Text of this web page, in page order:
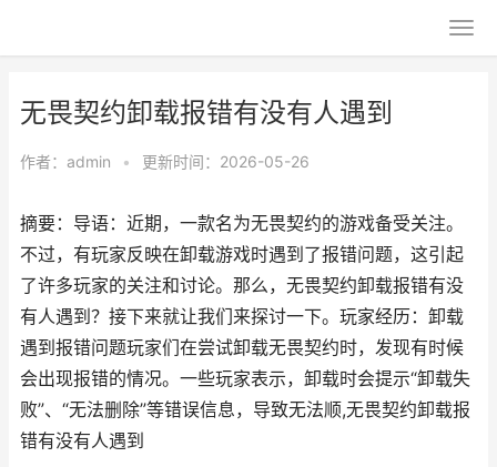
无畏契约卸载报错有没有人遇到
作者： admin • 更新时间：2026-05-26
摘要：导语：近期，一款名为无畏契约的游戏备受关注。
不过，有玩家反映在卸载游戏时遇到了报错问题，这引起
了许多玩家的关注和讨论。那么，无畏契约卸载报错有没
有人遇到？接下来就让我们来探讨一下。玩家经历：卸载
遇到报错问题玩家们在尝试卸载无畏契约时，发现有时候
会出现报错的情况。一些玩家表示，卸载时会提示“卸载失
败”、“无法删除”等错误信息，导致无法顺,无畏契约卸载报
错有没有人遇到